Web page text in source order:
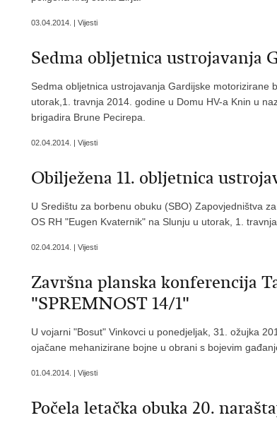
03.04.2014. | Vijesti
Sedma obljetnica ustrojavanja
Sedma obljetnica ustrojavanja Gardijske
utorak,1. travnja 2014. godine u Domu HV-a Knin u
brigadira Brune Pecirepa.
02.04.2014. | Vijesti
Obilježena 11. obljetnica
U Središtu za borbenu obuku (SBO) Zapovjedništva
OS RH "Eugen Kvaternik" na Slunju u utorak, 1.
02.04.2014. | Vijesti
Završna planska konferencija
"SPREMNOST 14/1"
U vojarni "Bosut" Vinkovci u ponedjeljak, 31. ožujka
ojačane mehanizirane bojne u obrani s bojevim
01.04.2014. | Vijesti
Počela letačka obuka 20.